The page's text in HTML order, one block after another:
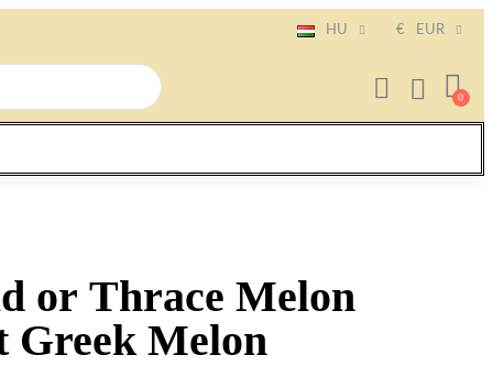
HU € EUR
or Thrace Melon
Greek Melon